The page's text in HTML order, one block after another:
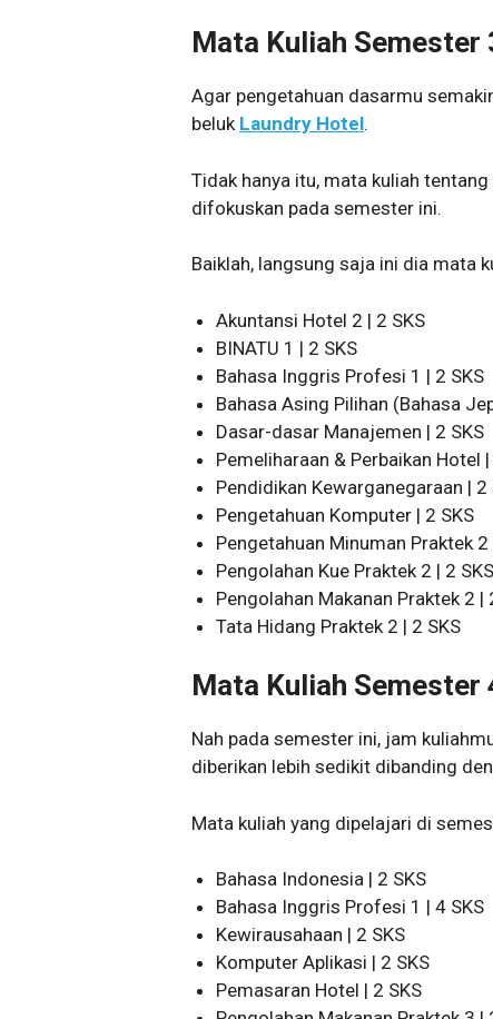
Mata Kuliah Semester
Agar pengetahuan dasarmu
beluk Laundry Hotel.
Tidak hanya itu, mata kuliah
difokuskan pada semester ini.
Baiklah, langsung saja ini dia mata
Akuntansi Hotel 2 | 2 SKS
BINATU 1 | 2 SKS
Bahasa Inggris Profesi 1 | 2 SKS
Bahasa Asing Pilihan (Bahasa
Dasar-dasar Manajemen | 2 SKS
Pemeliharaan & Perbaikan Hotel |
Pendidikan Kewarganegaraan | 2
Pengetahuan Komputer | 2 SKS
Pengetahuan Minuman Praktek 2
Pengolahan Kue Praktek 2 | 2 SKS
Pengolahan Makanan Praktek 2 |
Tata Hidang Praktek 2 | 2 SKS
Mata Kuliah Semester
Nah pada semester ini, jam
diberikan lebih sedikit dibanding
Mata kuliah yang dipelajari di
Bahasa Indonesia | 2 SKS
Bahasa Inggris Profesi 1 | 4 SKS
Kewirausahaan | 2 SKS
Komputer Aplikasi | 2 SKS
Pemasaran Hotel | 2 SKS